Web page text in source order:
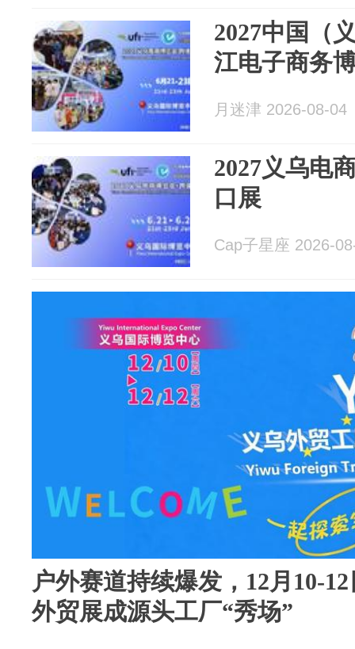
2027中国（
江电子商务
月迷津 2026-08-04
2027义乌电
口展
Cap子星座 2026-
户外赛道持续爆发，12月10-
外贸展成源头工厂“秀场”